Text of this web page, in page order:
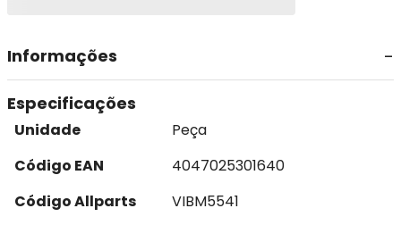
Informações
Especificações
Unidade
Peça
Código EAN
4047025301640
Código Allparts
VIBM5541